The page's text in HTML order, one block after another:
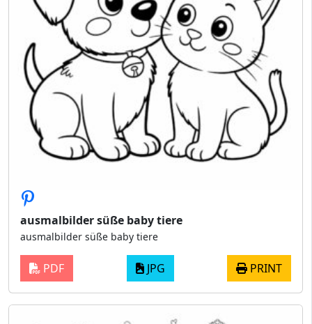
ausmalbilder süße baby tiere
ausmalbilder süße baby tiere
PDF JPG PRINT